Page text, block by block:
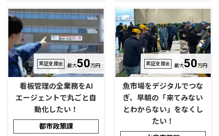
実証支援金 最大50万円
看板管理の全業務をAI
エージェントで丸ごと自
動化したい！
都市政策課
実証支援金 最大50万円
魚市場をデジタルでつな
ぎ、早朝の「来てみない
とわからない」をなくし
たい！